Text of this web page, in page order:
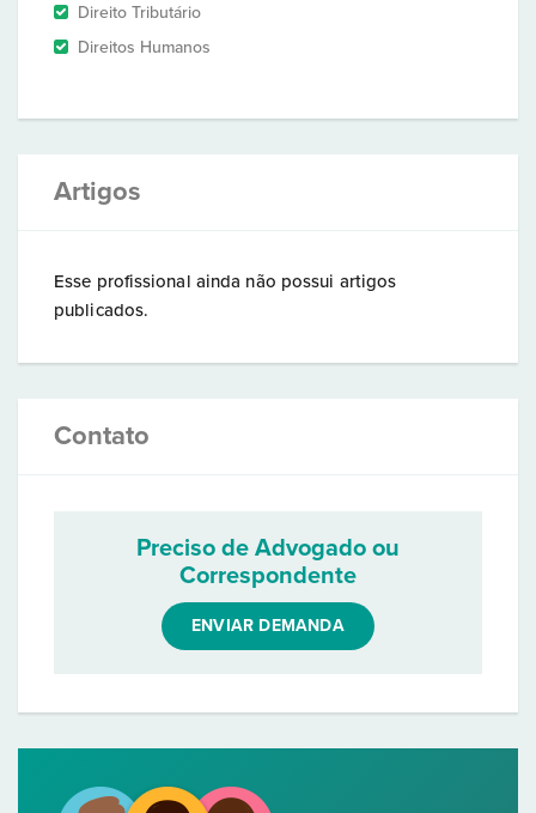
Direito Tributário
Direitos Humanos
Artigos
Esse profissional ainda não possui artigos
publicados.
Contato
Preciso de Advogado ou
Correspondente
ENVIAR DEMANDA